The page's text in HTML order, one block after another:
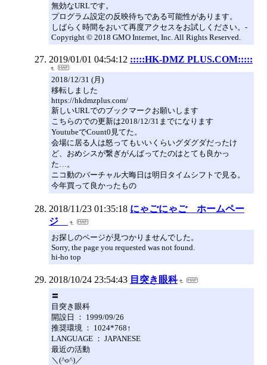
無効なURLです。
プログラム設定の反映待ちである可能性があります。
しばらく時間をおいて再度アクセスをお試しください。-
Copyright © 2018 GMO Internet, Inc. All Rights Reserved.
2019/01/01 04:54:12 :::::HK-DMZ PLUS.COM:::::
2018/12/31 (月)
移転しました
https://hkdmzplus.com/
新しいURLでのブックマークお願いします
こちらのでの更新は2018/12/31までになります
YoutubeでCount0見てた。
会場に居る人は怒ってもいいくらいグダグダだったけ
ど、おめシスが繋ぎがんばってたのはとても良かっ
た…。
ニコ動のバーチャル大晦日は明日タイムシフトで見る。
今年買って良かったもの
2018/11/23 01:35:18 にゃごにゃご ホームペー
ジ
お探しのページが見つかりませんでした。
Sorry, the page you requested was not found.
hi-ho top
2018/10/24 23:54:43 目突き眼科
〓
目突き眼科
開設日 ： 1999/09/26
推奨環境 ： 1024*768↑
LANGUAGE ： JAPANESE
最近の活動
＼(^o^)／